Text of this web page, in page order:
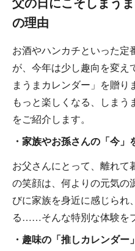
の理由
お酒やハンカチといった定
が、今年は少し趣向を変え
まうまカレンダー」を贈
もっと楽しくなる、しまう
をご紹介します。
・家族やお孫さんの「今」
お父さんにとって、離れて
の笑顔は、何よりの元気の
びに家族を身近に感じられ
る……そんな特別な体験を
・趣味の「推しカレンダ